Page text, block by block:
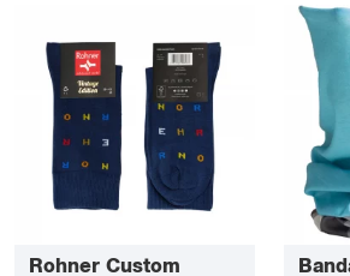
Rohner Custom